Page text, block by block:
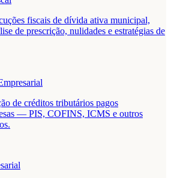
fiscais de dívida ativa municipal,
de prescrição, nulidades e estratégias de
de créditos tributários pagos
— PIS, COFINS, ICMS e outros